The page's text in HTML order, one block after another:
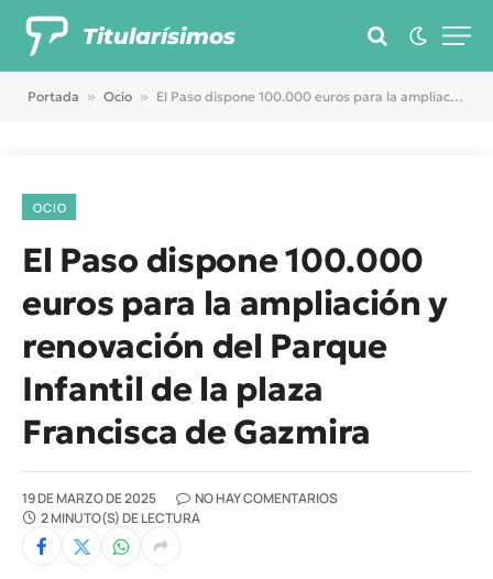
Titularísimos
Portada » Ocio » El Paso dispone 100.000 euros para la ampliación y renovación del Parque Infantil de la plaza Francisca de Gazmira
OCIO
El Paso dispone 100.000
euros para la ampliación y
renovación del Parque
Infantil de la plaza
Francisca de Gazmira
19 DE MARZO DE 2025
NO HAY COMENTARIOS
2 MINUTO(S) DE LECTURA